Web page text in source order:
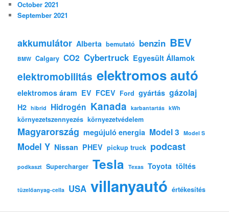
October 2021
September 2021
akkumulátor Alberta bemutató benzin BEV
BMW Calgary CO2 Cybertruck Egyesült Államok
elektromobilitás elektromos autó
elektromos áram EV FCEV Ford gyártás gázolaj
H2 hibrid Hidrogén Kanada karbantartás kWh
környezetszennyezés környezetvédelem
Magyarország megújuló energia Model 3 Model S
Model Y Nissan PHEV pickup truck podcast
podkaszt Supercharger Tesla Texas Toyota töltés
tüzelőanyag-cella USA villanyautó értékesítés